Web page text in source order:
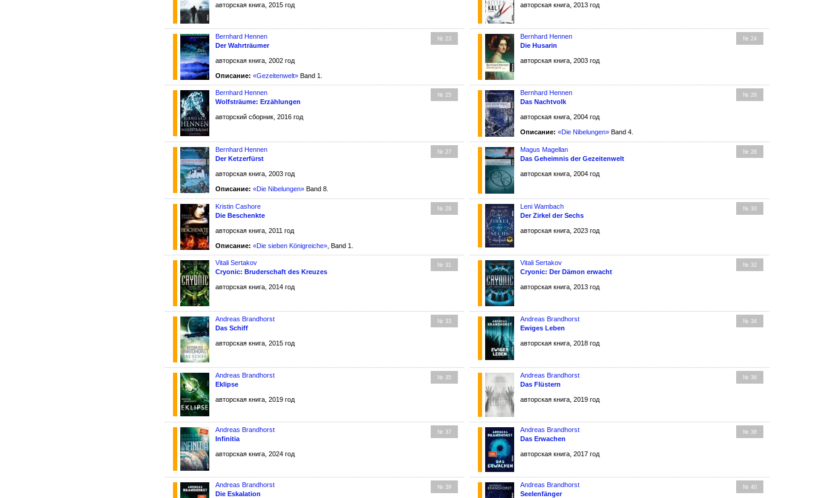
авторская книга, 2015 год авторская книга, 2013 год
№ 23
Bernhard Hennen
Der Wahrträumer
авторская книга, 2002 год
Описание: «Gezeitenwelt» Band 1.
№ 24
Bernhard Hennen
Die Husarin
авторская книга, 2003 год
№ 25
Bernhard Hennen
Wolfsträume: Erzählungen
авторский сборник, 2016 год
№ 26
Bernhard Hennen
Das Nachtvolk
авторская книга, 2004 год
Описание: «Die Nibelungen» Band 4.
№ 27
Bernhard Hennen
Der Ketzerfürst
авторская книга, 2003 год
Описание: «Die Nibelungen» Band 8.
№ 28
Magus Magellan
Das Geheimnis der Gezeitenwelt
авторская книга, 2004 год
№ 29
Kristin Cashore
Die Beschenkte
авторская книга, 2011 год
Описание: «Die sieben Königreiche» , Band 1.
№ 30
Leni Wambach
Der Zirkel der Sechs
авторская книга, 2023 год
№ 31
Vitali Sertakov
Cryonic: Bruderschaft des Kreuzes
авторская книга, 2014 год
№ 32
Vitali Sertakov
Cryonic: Der Dämon erwacht
авторская книга, 2013 год
№ 33
Andreas Brandhorst
Das Schiff
авторская книга, 2015 год
№ 34
Andreas Brandhorst
Ewiges Leben
авторская книга, 2018 год
№ 35
Andreas Brandhorst
Eklipse
авторская книга, 2019 год
№ 36
Andreas Brandhorst
Das Flüstern
авторская книга, 2019 год
№ 37
Andreas Brandhorst
Infinitia
авторская книга, 2024 год
№ 38
Andreas Brandhorst
Das Erwachen
авторская книга, 2017 год
№ 39
Andreas Brandhorst
Die Eskalation
№ 40
Andreas Brandhorst
Seelenfänger